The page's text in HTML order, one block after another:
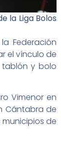
la Liga Bolos
Federación
el vínculo de
y bolo
Vimenor en
Cántabra de
de